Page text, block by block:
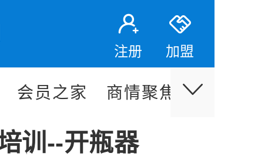
注册 加盟
会员之家 商情聚焦 专题研究
训--开瓶器